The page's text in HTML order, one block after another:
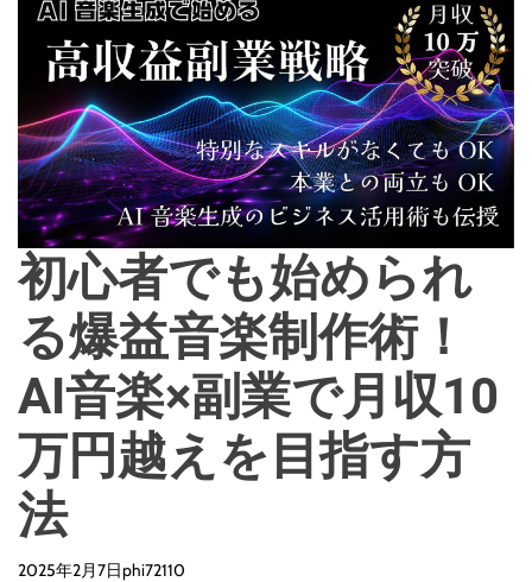
o
l
o
r
m
o
d
e
初心者でも始められ
る爆益音楽制作術！
AI音楽×副業で月収10
万円越えを目指す方
法
2025年2月7日phi72110